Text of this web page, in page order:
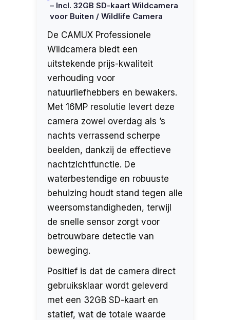
– Incl. 32GB SD-kaart Wildcamera
voor Buiten / Wildlife Camera
De CAMUX Professionele
Wildcamera biedt een
uitstekende prijs-kwaliteit
verhouding voor
natuurliefhebbers en bewakers.
Met 16MP resolutie levert deze
camera zowel overdag als ’s
nachts verrassend scherpe
beelden, dankzij de effectieve
nachtzichtfunctie. De
waterbestendige en robuuste
behuizing houdt stand tegen alle
weersomstandigheden, terwijl
de snelle sensor zorgt voor
betrouwbare detectie van
beweging.
Positief is dat de camera direct
gebruiksklaar wordt geleverd
met een 32GB SD-kaart en
statief, wat de totale waarde